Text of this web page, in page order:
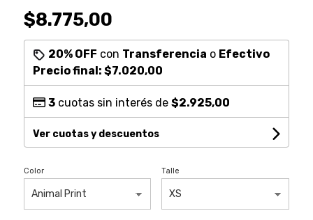
$8.775,00
20% OFF con Transferencia o Efectivo
Precio final: $7.020,00
3cuotas sin interés de $2.925,00
Ver cuotas y descuentos
Color Talle